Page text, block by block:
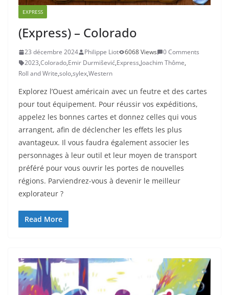
EXPRESS
(Express) – Colorado
23 décembre 2024 Philippe Liot 6068 Views
0 Comments
2023,Colorado,Emir Durmišević,Express,Joachim Thôme,
Roll and Write,solo,sylex,Western
Explorez l’Ouest américain avec un feutre et des cartes
pour tout équipement. Pour réussir vos expéditions,
appelez les bonnes cartes et donnez celles qui vous
arrangent, afin de déclencher les effets les plus
avantageux. Il vous faudra également associer les
personnages à leur outil et leur moyen de transport
préféré pour vous ouvrir les portes de nouvelles
régions. Parviendrez-vous à devenir le meilleur
explorateur ?
Read More